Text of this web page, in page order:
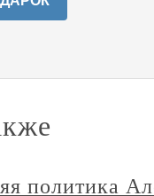
политика